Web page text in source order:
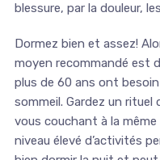
blessure, par la douleur,
Dormez bien et assez!
moyen recommandé est
plus de 60 ans ont
sommeil. Gardez un
vous couchant à la
niveau élevé d’activités